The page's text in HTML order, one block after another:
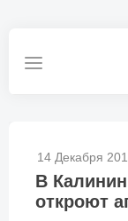
14 Декабря
В
откроют